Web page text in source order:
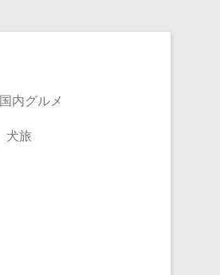
国内グルメ
犬旅